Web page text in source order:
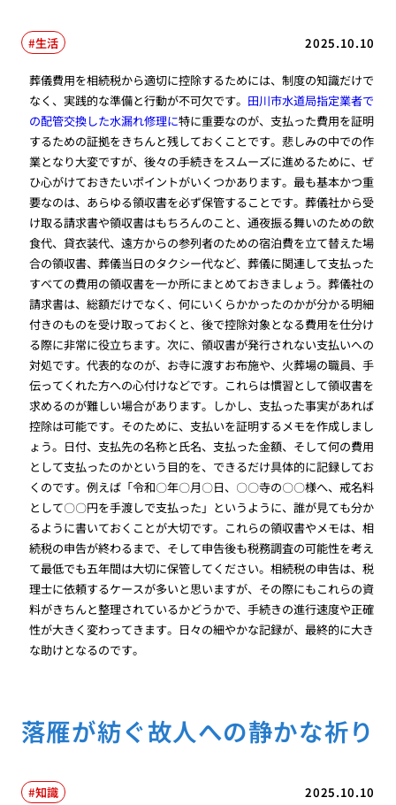
2025.10.10
生活
葬儀費用を相続税から適切に控除するためには、制度の知識だけで
なく、実践的な準備と行動が不可欠です。 田川市水道局指定業者で
の配管交換した水漏れ修理に特に重要なのが、支払った費用を証明
するための証拠をきちんと残しておくことです。悲しみの中での作
業となり大変ですが、後々の手続きをスムーズに進めるために、ぜ
ひ心がけておきたいポイントがいくつかあります。最も基本かつ重
要なのは、あらゆる領収書を必ず保管することです。葬儀社から受
け取る請求書や領収書はもちろんのこと、通夜振る舞いのための飲
食代、貸衣装代、遠方からの参列者のための宿泊費を立て替えた場
合の領収書、葬儀当日のタクシー代など、葬儀に関連して支払った
すべての費用の領収書を一か所にまとめておきましょう。葬儀社の
請求書は、総額だけでなく、何にいくらかかったのかが分かる明細
付きのものを受け取っておくと、後で控除対象となる費用を仕分け
る際に非常に役立ちます。次に、領収書が発行されない支払いへの
対処です。代表的なのが、お寺に渡すお布施や、火葬場の職員、手
伝ってくれた方への心付けなどです。これらは慣習として領収書を
求めるのが難しい場合があります。しかし、支払った事実があれば
控除は可能です。そのために、支払いを証明するメモを作成しまし
ょう。日付、支払先の名称と氏名、支払った金額、そして何の費用
として支払ったのかという目的を、できるだけ具体的に記録してお
くのです。例えば「令和〇年〇月〇日、〇〇寺の〇〇様へ、戒名料
として〇〇円を手渡しで支払った」というように、誰が見ても分か
るように書いておくことが大切です。これらの領収書やメモは、相
続税の申告が終わるまで、そして申告後も税務調査の可能性を考え
て最低でも五年間は大切に保管してください。相続税の申告は、税
理士に依頼するケースが多いと思いますが、その際にもこれらの資
料がきちんと整理されているかどうかで、手続きの進行速度や正確
性が大きく変わってきます。日々の細やかな記録が、最終的に大き
な助けとなるのです。
落雁が紡ぐ故人への静かな祈り
2025.10.10
知識